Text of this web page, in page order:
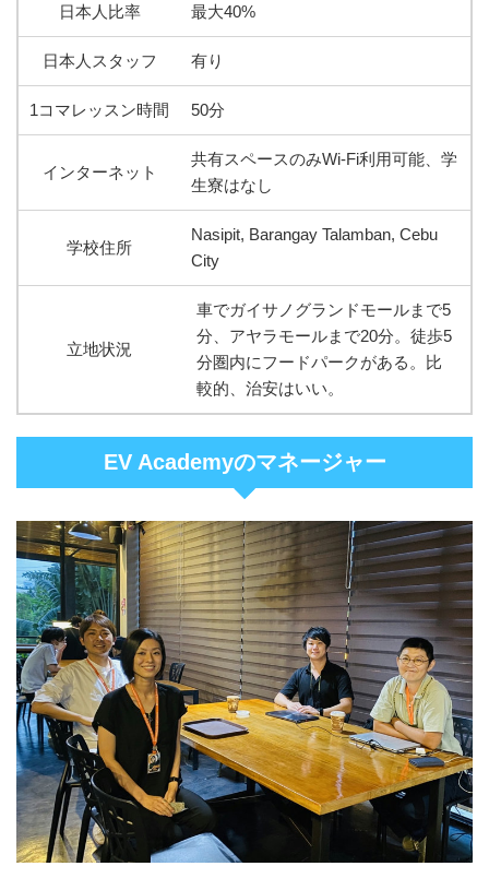
日本人比率 最大40%
日本人スタッフ 有り
1コマレッスン時間 50分
インターネット
共有スペースのみWi-Fi利用可能、学
生寮はなし
学校住所
Nasipit, Barangay Talamban, Cebu
City
立地状況
車でガイサノグランドモールまで5
分、アヤラモールまで20分。徒歩5
分圏内にフードパークがある。比
較的、治安はいい。
EV Academyのマネージャー